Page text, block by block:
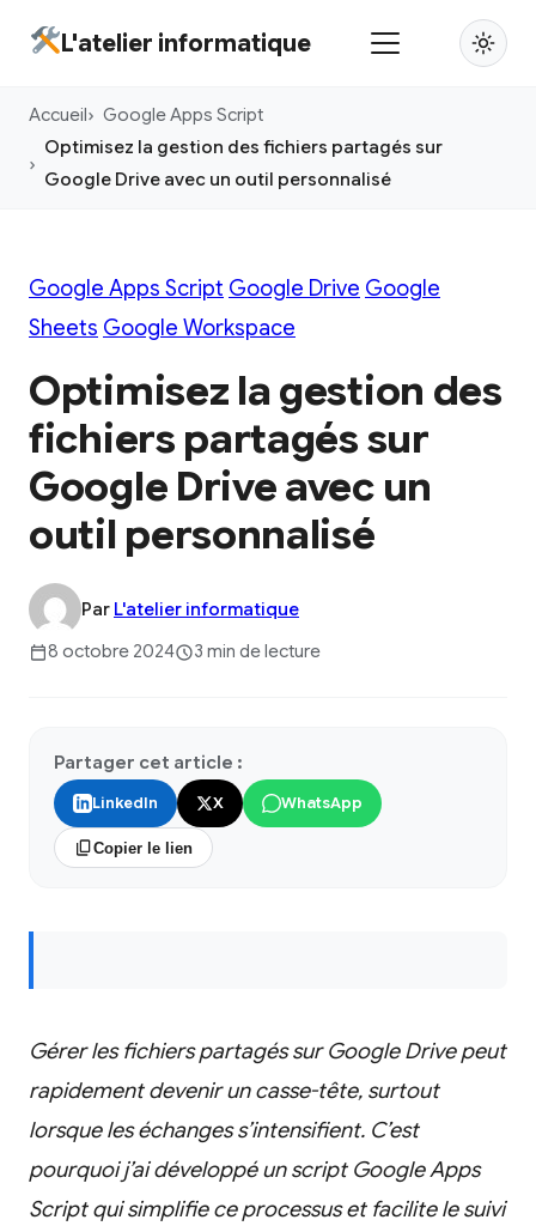
principal
L'atelier informatique
Accueil
Google Apps Script
Optimisez la gestion des fichiers partagés sur
Google Drive avec un outil personnalisé
Google Apps Script Google Drive Google
Sheets Google Workspace
Optimisez la gestion des
fichiers partagés sur
Google Drive avec un
outil personnalisé
Par L'atelier informatique
8 octobre 2024
3 min de lecture
Partager cet article :
LinkedIn X WhatsApp
Copier le lien
Gérer les fichiers partagés sur Google Drive peut
rapidement devenir un casse-tête, surtout
lorsque les échanges s’intensifient. C’est
pourquoi j’ai développé un script Google Apps
Script qui simplifie ce processus et facilite le suivi